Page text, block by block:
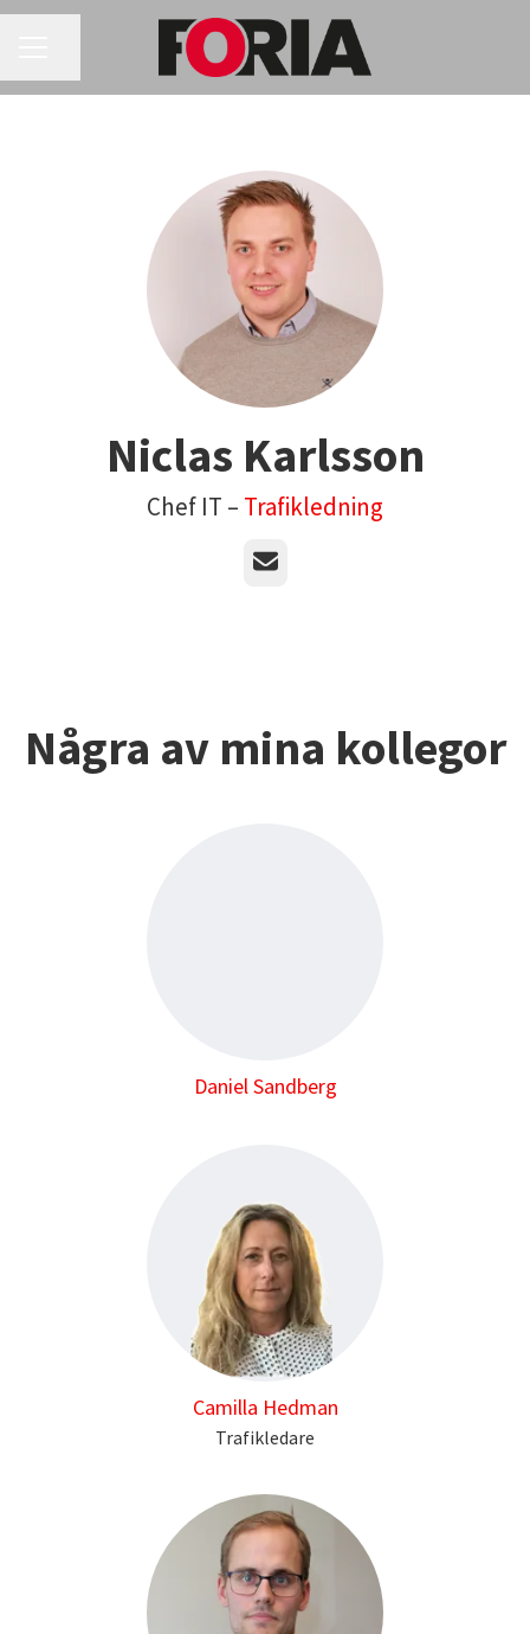
Niclas Karlsson
Chef IT – Trafikledning
E-post
Några av mina kollegor
Daniel Sandberg
Camilla Hedman
Trafikledare